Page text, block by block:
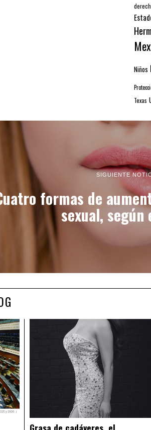
Niños
Texas
SIGUIENTE
formas de
sexual, según
Grasa de cadáveres, el